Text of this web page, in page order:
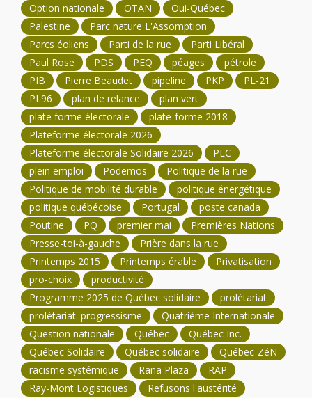
Option nationale
OTAN
Oui-Québec
Palestine
Parc nature L'Assomption
Parcs éoliens
Parti de la rue
Parti Libéral
Paul Rose
PDS PEQ péages
pétrole
PIB
Pierre Beaudet pipeline PKP
PL-21
PL96
plan de relance
plan vert
plate forme électorale
plate-forme 2018
Plateforme électorale 2026
Plateforme électorale Solidaire 2026
PLC
plein emploi
Podemos
Politique de la rue
Politique de mobilité durable
politique énergétique
politique québécoise
Portugal
poste canada
Poutine
PQ premier mai
Premières Nations
Presse-toi-à-gauche
Prière dans la rue
Printemps 2015
Printemps érable
Privatisation
pro-choix
productivité
Programme 2025 de Québec solidaire
prolétariat
prolétariat. progressisme
Quatrième Internationale
Question nationale
Québec
Québec Inc.
Québec Solidaire
Québec solidaire
Québec-ZéN
racisme systémique
Rana Plaza
RAP
Ray-Mont Logistiques
Refusons l'austérité